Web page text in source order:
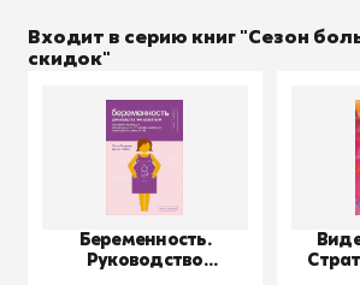
Входит в серию книг "Сезон
скидок"
Беременность.
Руководство